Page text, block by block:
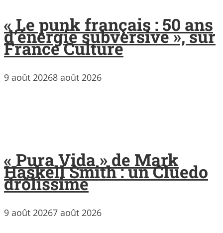
« Le punk français : 50 ans
d’énergie subversive », sur
France Culture
9 août 20268 août 2026
« Pura Vida » de Mark
Haskell Smith : un Cluedo
drôlissime
9 août 20267 août 2026